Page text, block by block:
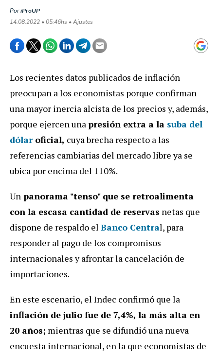
PoriProUP
14.08.2022 • 05:46hs • Ajustes
Los recientes datos publicados de inflación
preocupan a los economistas porque confirman
una mayor inercia alcista de los precios y, además,
porque ejercen unapresión extra a la suba del
dólaroficial, cuya brecha respecto a las
referencias cambiarias del mercado libre ya se
ubica por encima del 110%.
Un panorama "tenso" que se retroalimenta
con la escasa cantidad de reservas netas que
dispone de respaldo el Banco Central, para
responder al pago de los compromisos
internacionales y afrontar la cancelación de
importaciones.
En este escenario, el Indec confirmó que la
inflación de julio fue de 7,4%, la más alta en
20 años; mientras que se difundió una nueva
encuesta internacional, en la que economistas de